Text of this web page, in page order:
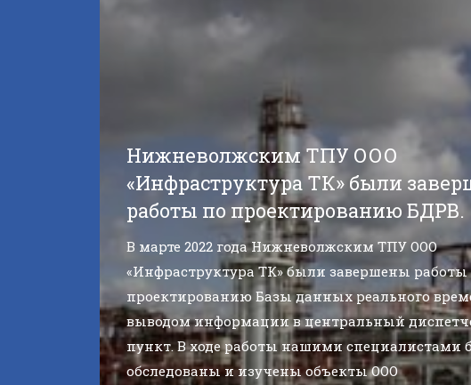
Нижневолжским ТПУ ООО
«Инфраструктура ТК» были
работы по проектированию БДРВ.
В марте 2022 года Нижневолжским ТПУ ООО
«Инфраструктура ТК» были завершены работы
проектированию Базы данных реального
выводом информации в центральный
пункт. В ходе работы нашими специалистами
обследованы и изучены объекты ООО